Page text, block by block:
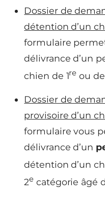
Dossier de
détention d’un
formulaire
délivrance d’un
chien de 1re ou
Dossier de
provisoire d’un
formulaire vous
délivrance d’un
détention d’un
2e catégorie âgé